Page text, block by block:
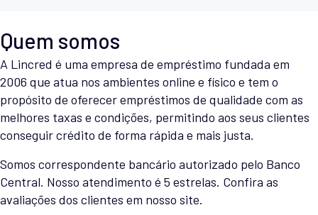
Quem somos
A Lincred é uma empresa de empréstimo fundada em
2006 que atua nos ambientes online e físico e tem o
propósito de oferecer empréstimos de qualidade com as
melhores taxas e condições, permitindo aos seus clientes
conseguir crédito de forma rápida e mais justa.
Somos correspondente bancário autorizado pelo Banco
Central. Nosso atendimento é 5 estrelas. Confira as
avaliações dos clientes em nosso site.